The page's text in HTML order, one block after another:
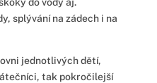
splývání na zádech i na
jednotlivých dětí,
tak pokročilejší